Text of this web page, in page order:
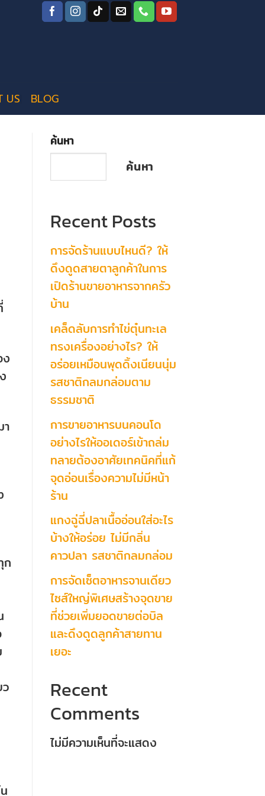
US BLOG
ก
ค้นหา
ค้นหา
Recent Posts
การจัดร้านแบบไหนดี? ให้
ดึงดูดสายตาลูกค้าในการ
เปิดร้านขายอาหารจากครัว
บ้าน
เคล็ดลับการทำไข่ตุ๋นทะเล
ทรงเครื่องอย่างไร? ให้
อร่อยเหมือนพุดดิ้งเนียนนุ่ม
รสชาติกลมกล่อมตาม
ธรรมชาติ
การขายอาหารบนคอนโด
อย่างไรให้ออเดอร์เข้าถล่ม
ทลายต้องอาศัยเทคนิคที่แก้
จุดอ่อนเรื่องความไม่มีหน้า
ร้าน
แกงฉู่ฉี่ปลาเนื้ออ่อนใส่อะไร
บ้างให้อร่อย ไม่มีกลิ่น
คาวปลา รสชาติกลมกล่อม
การจัดเซ็ตอาหารจานเดียว
ไซส์ใหญ่พิเศษสร้างจุดขาย
ที่ช่วยเพิ่มยอดขายต่อบิล
และดึงดูดลูกค้าสายทาน
เยอะ
Recent
Comments
ไม่มีความเห็นที่จะแสดง